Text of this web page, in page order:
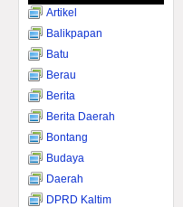
Artikel
Balikpapan
Batu
Berau
Berita
Berita Daerah
Bontang
Budaya
Daerah
DPRD Kaltim